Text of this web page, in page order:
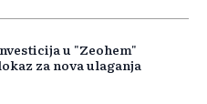
u "Zeohem"
za nova ulaganja